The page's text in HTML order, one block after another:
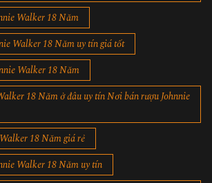
Walker 18 Năm
Walker 18 Năm uy tín giá tốt
Walker 18 Năm
18 Năm ở đâu uy tín Nơi bán rượu Johnnie
18 Năm giá rẻ
Walker 18 Năm uy tín